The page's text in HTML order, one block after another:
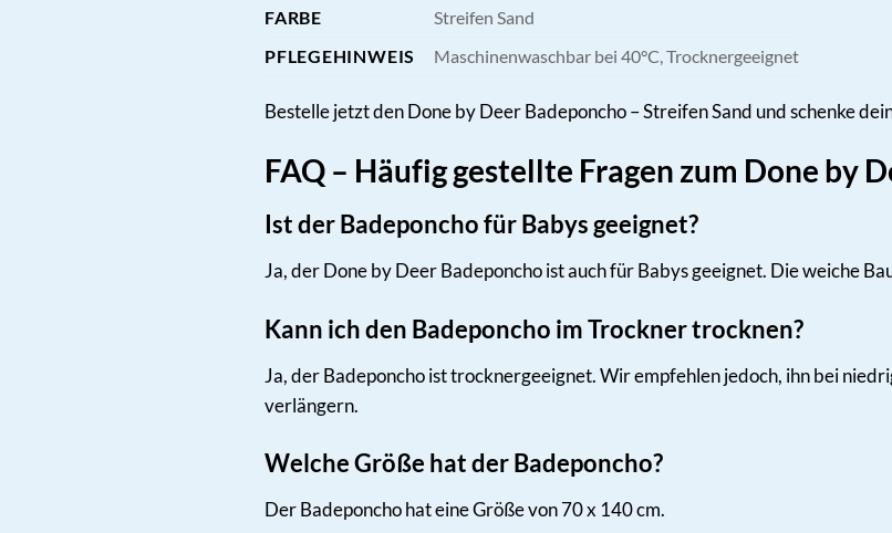
FARBE
Streifen Sand
PFLEGEHINWEIS
Maschinenwaschbar bei 40°C, Trocknergeeignet
Bestelle jetzt den Done by Deer Badeponcho – Streifen Sand und schenke
FAQ – Häufig gestellte Fragen zum Done by
Ist der Badeponcho für Babys geeignet?
Ja, der Done by Deer Badeponcho ist auch für Babys geeignet. Die weiche
Kann ich den Badeponcho im Trockner trocknen?
Ja, der Badeponcho ist trocknergeeignet. Wir empfehlen jedoch, ihn bei
verlängern.
Welche Größe hat der Badeponcho?
Der Badeponcho hat eine Größe von 70 x 140 cm.